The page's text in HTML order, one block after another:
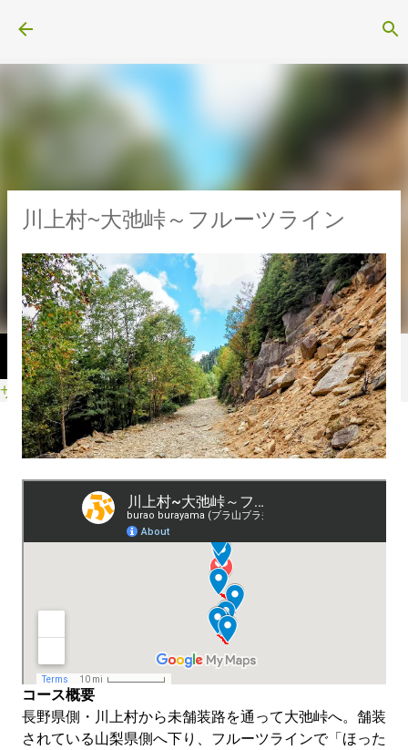
サイクル・スポーツ用品
川上村~大弛峠～フルーツライン
コース概要
長野県側・川上村から未舗装路を通って大弛峠へ。舗装
されている山梨県側へ下り、フルーツラインで「ほった